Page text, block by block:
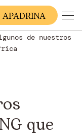
APADRINA
de nuestros
que